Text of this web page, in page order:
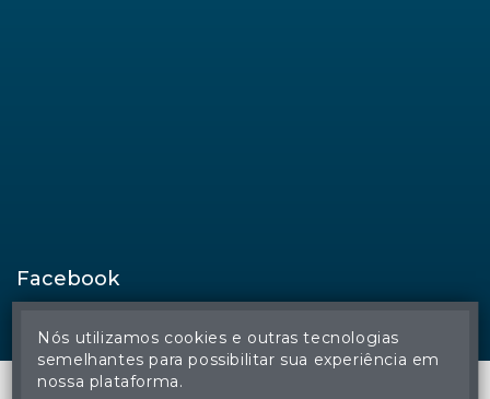
Facebook
Nós utilizamos cookies e outras tecnologias
semelhantes para possibilitar sua experiência em
nossa plataforma.